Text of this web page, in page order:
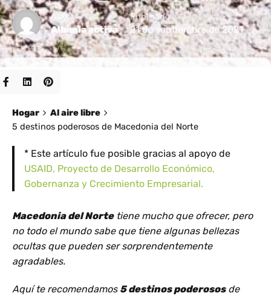
Autor
Albania activa
Publicado
21 de septiembre de 2021
Hogar
Al aire libre
5 destinos poderosos de Macedonia del Norte
* Este artículo fue posible gracias al apoyo de
USAID, Proyecto de Desarrollo Económico,
Gobernanza y Crecimiento Empresarial.
Macedonia del Nortetiene mucho que ofrecer, pero
no todo el mundo sabe que tiene algunas bellezas
ocultas que pueden ser sorprendentemente
agradables.
Aquí te recomendamos 5 destinos poderososde